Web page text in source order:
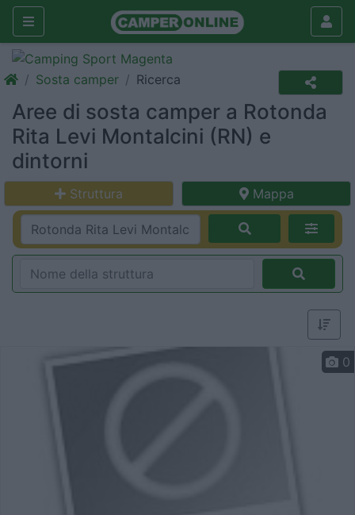
Sosta camper Ricerca
Aree di sosta camper a Rotonda
Rita Levi Montalcini (RN) e
dintorni
Struttura Mappa
0